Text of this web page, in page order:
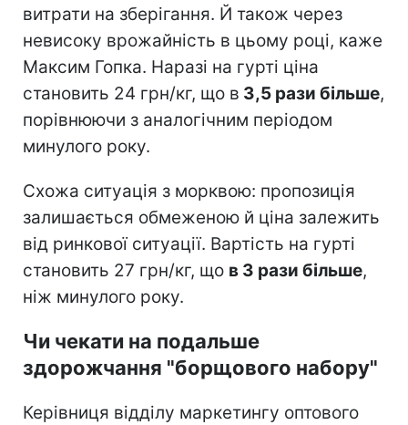
витрати на зберігання. Й також через
невисоку врожайність в цьому році, каже
Максим Гопка. Наразі на гурті ціна
становить 24 грн/кг, що в 3,5 рази більше,
порівнюючи з аналогічним періодом
минулого року.
Схожа ситуація з морквою: пропозиція
залишається обмеженою й ціна залежить
від ринкової ситуації. Вартість на гурті
становить 27 грн/кг, що в 3 рази більше,
ніж минулого року.
Чи чекати на подальше
здорожчання "борщового набору"
Керівниця відділу маркетингу оптового